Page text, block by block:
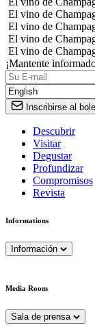
El vino de
El vino de
El vino de
El vino de
¡Mantente
Inscribirse al
Descubrir
Visitar
Degustar
Profundizar
Compromisos
Revista
Informations
Información
Media Room
Sala de prensa